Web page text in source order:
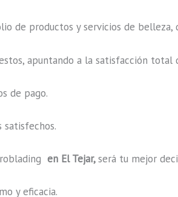
de productos y servicios de
apuntando a la satisfacción
de pago.
satisfechos.
en El Tejar,será tu mejor
y eficacia.